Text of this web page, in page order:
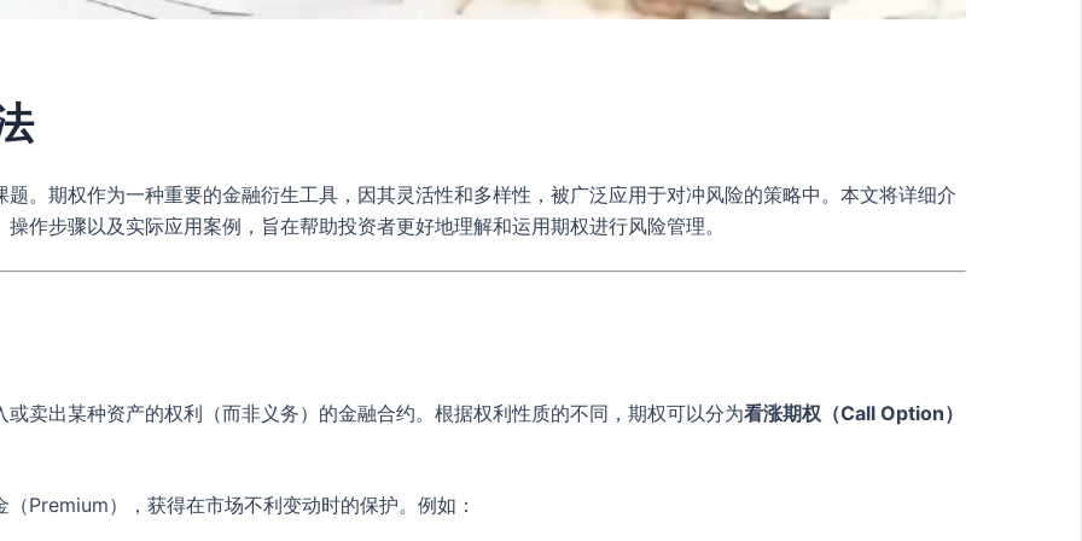
。期权作为一种重要的金融衍生工具，因其灵活性和多样性，被广泛应用于对冲风险的策略中。本文将详细介
作步骤以及实际应用案例，旨在帮助投资者更好地理解和运用期权进行风险管理。
卖出某种资产的权利（而非义务）的金融合约。根据权利性质的不同，期权可以分为看涨期权（Call Option）
Premium），获得在市场不利变动时的保护。例如：